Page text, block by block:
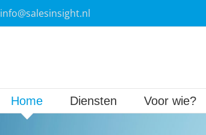
info@salesinsight.nl
Home Diensten Voor wie?